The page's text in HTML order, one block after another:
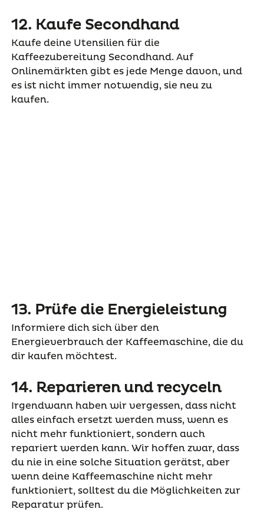
12. Kaufe Secondhand
Kaufe deine Utensilien für die
Kaffeezubereitung Secondhand. Auf
Onlinemärkten gibt es jede Menge davon, und
es ist nicht immer notwendig, sie neu zu
kaufen.
13. Prüfe die Energieleistung
Informiere dich sich über den
Energieverbrauch der Kaffeemaschine, die du
dir kaufen möchtest.
14. Reparieren und recyceln
Irgendwann haben wir vergessen, dass nicht
alles einfach ersetzt werden muss, wenn es
nicht mehr funktioniert, sondern auch
repariert werden kann. Wir hoffen zwar, dass
du nie in eine solche Situation gerätst, aber
wenn deine Kaffeemaschine nicht mehr
funktioniert, solltest du die Möglichkeiten zur
Reparatur prüfen.